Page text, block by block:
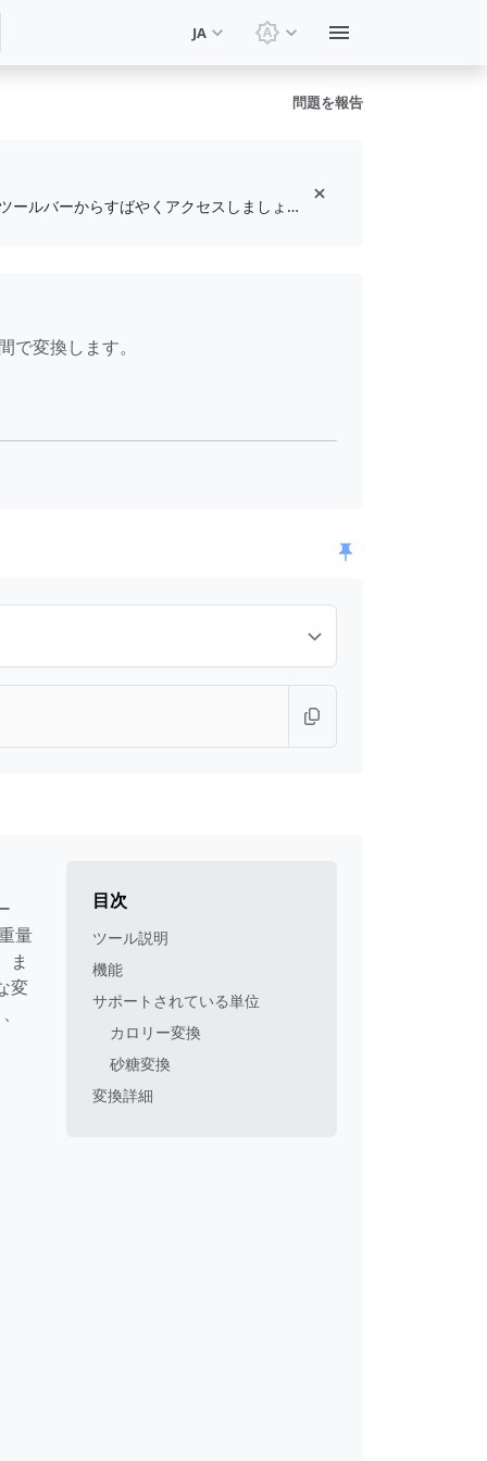
JA テーマを切り替え: システ
問題を報告
無料のブラウザ拡張機能をインストールして、お気に入りのツールをブックマークし、ツールバーからすばやくアクセスしましょう
変換します。
量
ま
変
目次
ツール説明
機能
サポートされている単位
カロリー変換
砂糖変換
変換詳細